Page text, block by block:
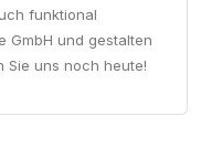
funktional
GmbH und gestalten
Sie uns noch heute!